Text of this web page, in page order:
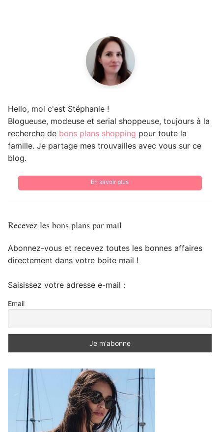
Hello, moi c'est Stéphanie !
Blogueuse, modeuse et serial shoppeuse, toujours à la
recherche de bons plans shopping pour toute la
famille. Je partage mes trouvailles avec vous sur ce
blog.
En savoir plus
Recevez les bons plans par mail
Abonnez-vous et recevez toutes les bonnes affaires
directement dans votre boite mail !
Saisissez votre adresse e-mail :
Email